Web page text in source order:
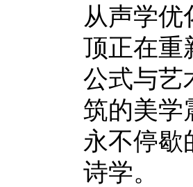
从声学
顶正在重
公式与艺
筑的美学
永不停歇
诗学。